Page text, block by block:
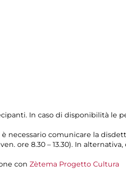
In caso di disponibilità le
necessario comunicare la
ore 8.30 – 13.30). In
con Zètema Progetto Cultura